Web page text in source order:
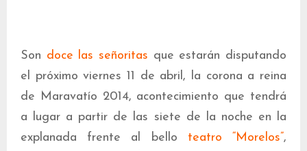
Son doce las señoritas que estarán disputando
el próximo viernes 11 de abril, la corona a reina
de Maravatío 2014, acontecimiento que tendrá
a lugar a partir de las siete de la noche en la
explanada frente al bello teatro “Morelos”,